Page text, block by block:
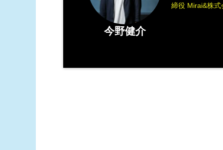
今野健介
締役 Mirai&株